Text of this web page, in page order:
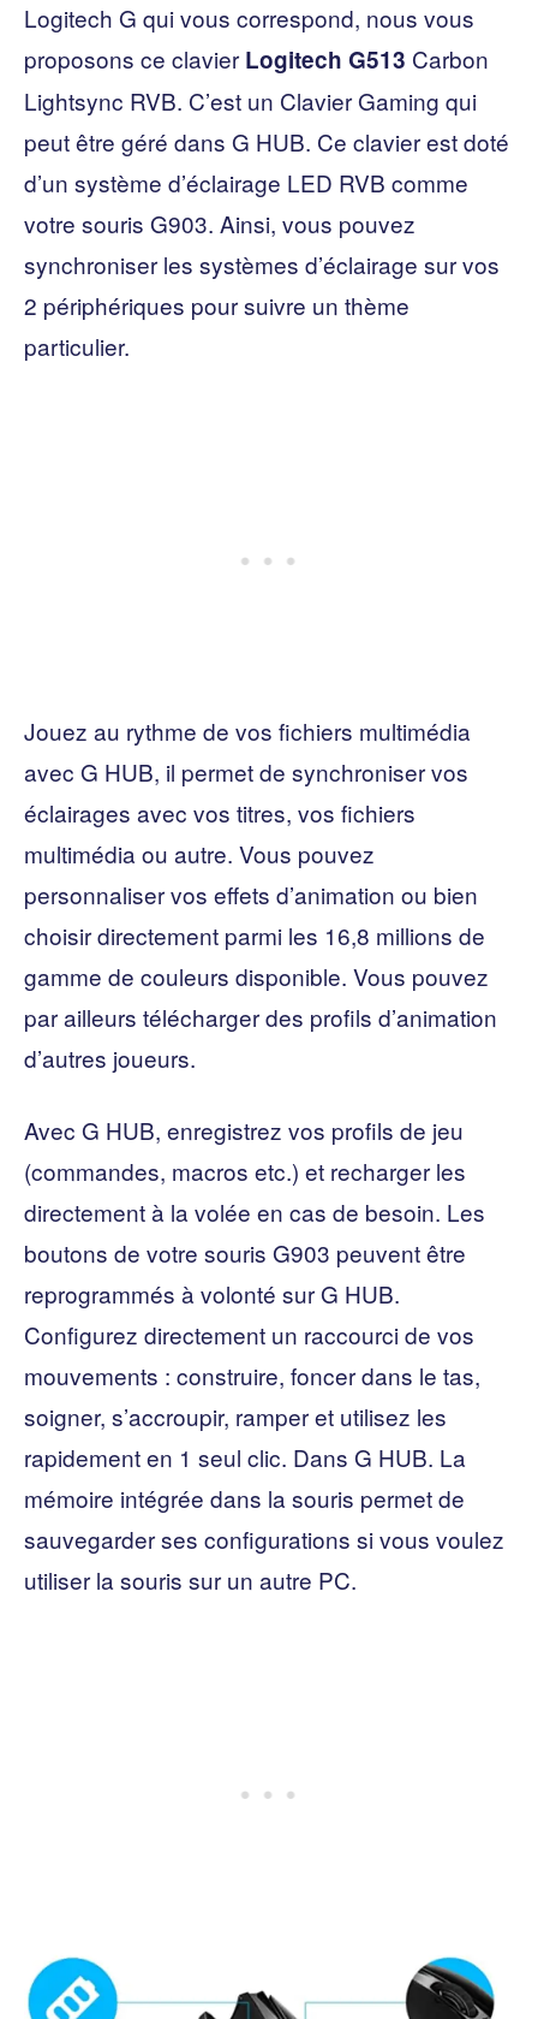
Logitech G qui vous correspond, nous vous
proposons ce clavier Logitech G513 Carbon
Lightsync RVB. C’est un Clavier Gaming qui
peut être géré dans G HUB. Ce clavier est doté
d’un système d’éclairage LED RVB comme
votre souris G903. Ainsi, vous pouvez
synchroniser les systèmes d’éclairage sur vos
2 périphériques pour suivre un thème
particulier.
Jouez au rythme de vos fichiers multimédia
avec G HUB, il permet de synchroniser vos
éclairages avec vos titres, vos fichiers
multimédia ou autre. Vous pouvez
personnaliser vos effets d’animation ou bien
choisir directement parmi les 16,8 millions de
gamme de couleurs disponible. Vous pouvez
par ailleurs télécharger des profils d’animation
d’autres joueurs.
Avec G HUB, enregistrez vos profils de jeu
(commandes, macros etc.) et recharger les
directement à la volée en cas de besoin. Les
boutons de votre souris G903 peuvent être
reprogrammés à volonté sur G HUB.
Configurez directement un raccourci de vos
mouvements : construire, foncer dans le tas,
soigner, s’accroupir, ramper et utilisez les
rapidement en 1 seul clic. Dans G HUB. La
mémoire intégrée dans la souris permet de
sauvegarder ses configurations si vous voulez
utiliser la souris sur un autre PC.